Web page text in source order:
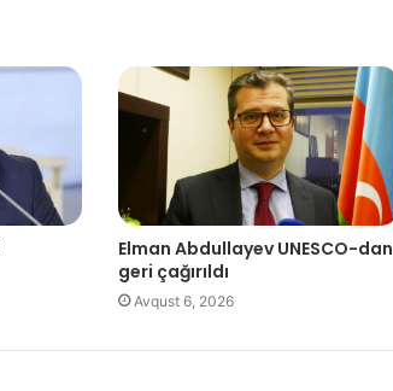
Elman Abdullayev UNESCO-dan
geri çağırıldı
Avqust 6, 2026